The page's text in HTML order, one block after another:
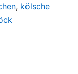
, kölsche